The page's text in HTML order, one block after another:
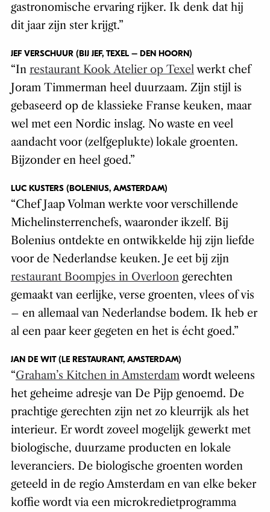
gastronomische ervaring rijker. Ik denk dat hij
dit jaar zijn ster krijgt.”
JEF VERSCHUUR (BIJ JEF, TEXEL – DEN HOORN)
“In restaurant Kook Atelier op Texelwerkt chef
Joram Timmerman heel duurzaam. Zijn stijl is
gebaseerd op de klassieke Franse keuken, maar
wel met een Nordic inslag. No waste en veel
aandacht voor (zelfgeplukte) lokale groenten.
Bijzonder en heel goed.”
LUC KUSTERS (BOLENIUS, AMSTERDAM)
“Chef Jaap Volman werkte voor verschillende
Michelinsterrenchefs, waaronder ikzelf. Bij
Bolenius ontdekte en ontwikkelde hij zijn liefde
voor de Nederlandse keuken. Je eet bij zijn
restaurant Boompjes in Overloongerechten
gemaakt van eerlijke, verse groenten, vlees of vis
– en allemaal van Nederlandse bodem. Ik heb er
al een paar keer gegeten en het is écht goed.”
JAN DE WIT (LE RESTAURANT, AMSTERDAM)
“Graham’s Kitchen in Amsterdamwordt weleens
het geheime adresje van De Pijp genoemd. De
prachtige gerechten zijn net zo kleurrijk als het
interieur. Er wordt zoveel mogelijk gewerkt met
biologische, duurzame producten en lokale
leveranciers. De biologische groenten worden
geteeld in de regio Amsterdam en van elke beker
koffie wordt via een microkredietprogramma